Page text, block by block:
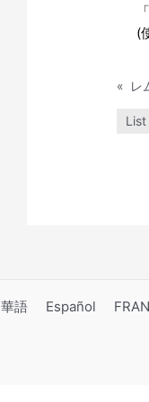
(
« レ
List
華語 Español